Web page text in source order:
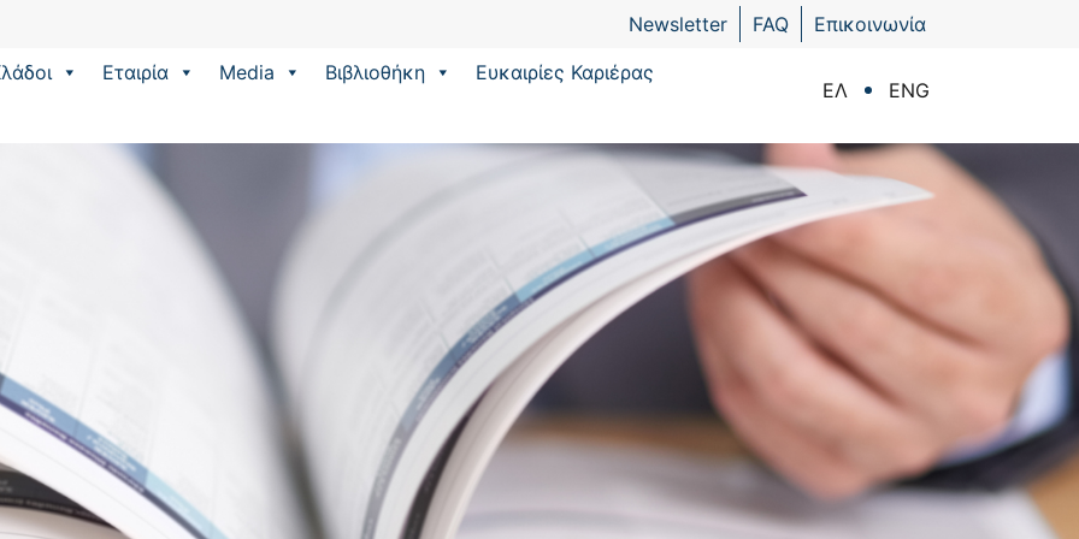
Newsletter FAQ Επικοινωνία
Εταιρία Media Βιβλιοθήκη Eυκαιρίες Καριέρας
ΕΛ ENG